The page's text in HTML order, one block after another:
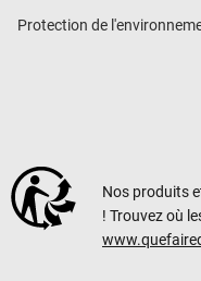
Protection de
Nos produits
! Trouvez où